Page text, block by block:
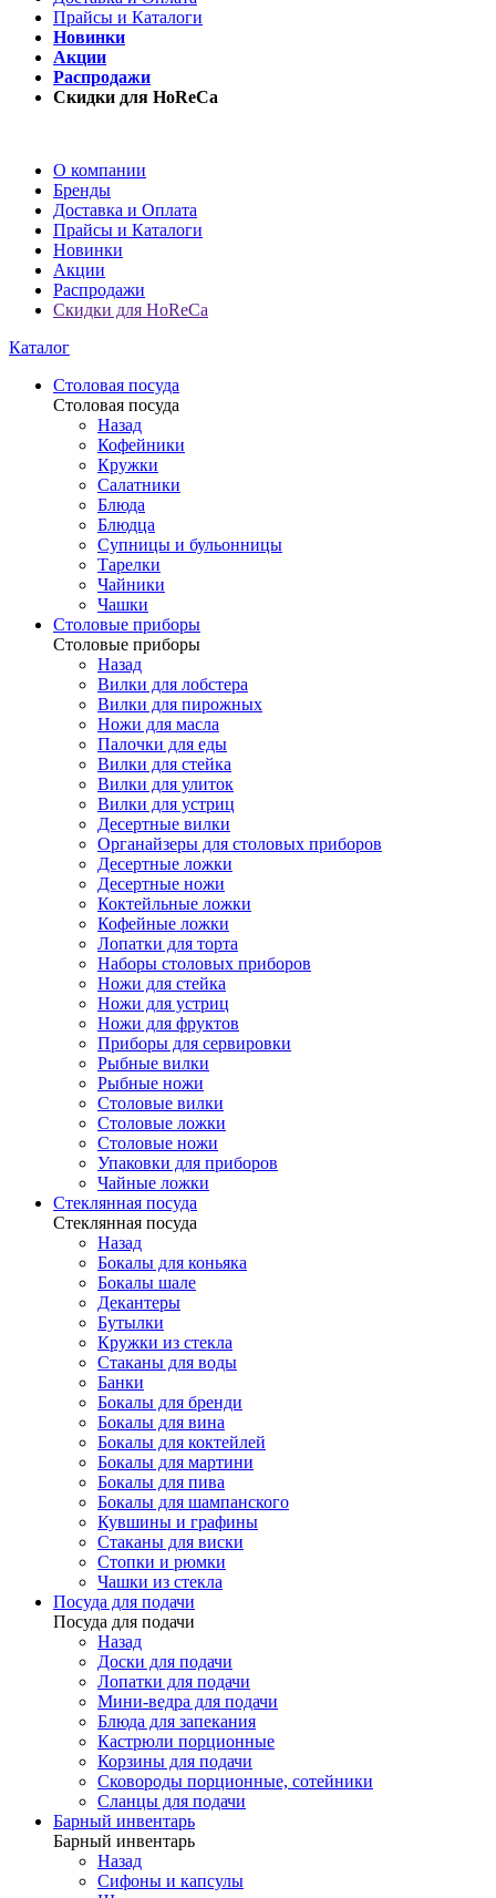
Прайсы и Каталоги
Новинки
Акции
Распродажи
Скидки для HoReCa
О компании
Бренды
Доставка и Оплата
Прайсы и Каталоги
Новинки
Акции
Распродажи
Скидки для HoReCa
Каталог
Столовая посуда
Столовая посуда
Назад
Кофейники
Кружки
Салатники
Блюда
Блюдца
Супницы и бульонницы
Тарелки
Чайники
Чашки
Cтоловые приборы
Cтоловые приборы
Назад
Вилки для лобстера
Вилки для пирожных
Ножи для масла
Палочки для еды
Вилки для стейка
Вилки для улиток
Вилки для устриц
Десертные вилки
Органайзеры для столовых приборов
Десертные ложки
Десертные ножи
Коктейльные ложки
Кофейные ложки
Лопатки для торта
Наборы столовых приборов
Ножи для стейка
Ножи для устриц
Ножи для фруктов
Приборы для сервировки
Рыбные вилки
Рыбные ножи
Столовые вилки
Столовые ложки
Столовые ножи
Упаковки для приборов
Чайные ложки
Стеклянная посуда
Стеклянная посуда
Назад
Бокалы для коньяка
Бокалы шале
Декантеры
Бутылки
Кружки из стекла
Стаканы для воды
Банки
Бокалы для бренди
Бокалы для вина
Бокалы для коктейлей
Бокалы для мартини
Бокалы для пива
Бокалы для шампанского
Кувшины и графины
Стаканы для виски
Стопки и рюмки
Чашки из стекла
Посуда для подачи
Посуда для подачи
Назад
Доски для подачи
Лопатки для подачи
Мини-ведра для подачи
Блюда для запекания
Кастрюли порционные
Корзины для подачи
Сковороды порционные, сотейники
Сланцы для подачи
Барный инвентарь
Барный инвентарь
Назад
Сифоны и капсулы